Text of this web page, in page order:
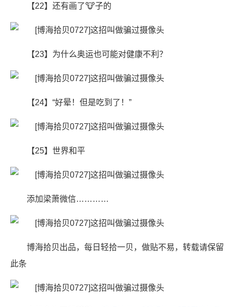
【22】还有画了🐮子的
【23】为什么奥运也可能对健康不利？
【24】“好晕！但是吃到了！” ​​​
【25】世界和平
添加梁萧微信…………
博海拾贝出品，每日轻拾一贝，做贴不易，转载请保留
此条